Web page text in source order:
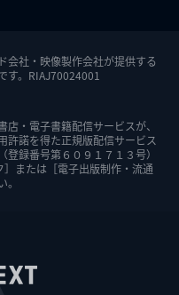
会社・映像製作会社が提供する
す。RIAJ70024001
・電子書籍配信サービスが、
許諾を得た正規版配信サービス
録番号第６０９１７１３号）
または［電子出版制作・流通